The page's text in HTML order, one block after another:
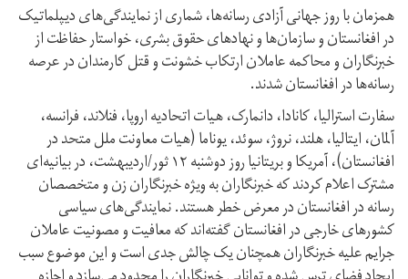
همزمان با روز جهانی آزادی رسانه‌‌‌ها، شماری از نمایند‌گی‌های دیپلماتیک
در افغانستان و سازمان‌‌‌ها و نهادهای حقوق بشری، خواستار حفاظت از
خبرنگاران و محاکمه عاملان ارتکاب خشونت و قتل کارمندان در عرصه
رسانه‌ها در افغانستان شدند.
سفارت استرالیا، کانادا، دانمارک، هیات اتحادیه اروپا، فنلاند، فرانسه،
آلمان، ایتالیا، هلند، نروژ، سوئد، یوناما (هیات معاونت ملل متحد در
افغانستان)، آمریکا و بریتانیا روز دوشنبه ۱۲ ثور/اردیبهشت، در بیانیه‌ای
مشترک اعلام کردند که خبرنگاران به ویژه خبرنگاران زن و متخصصان
رسانه‌ در افغانستان در معرض خطر هستند. نمایندگی‌های سیاسی
کشورهای خارجی در افغانستان گفته‌اند که معافیت و مصونیت عاملان
جرایم علیه خبرنگاران همچنان یک چالش جدی است و این موضوع سبب